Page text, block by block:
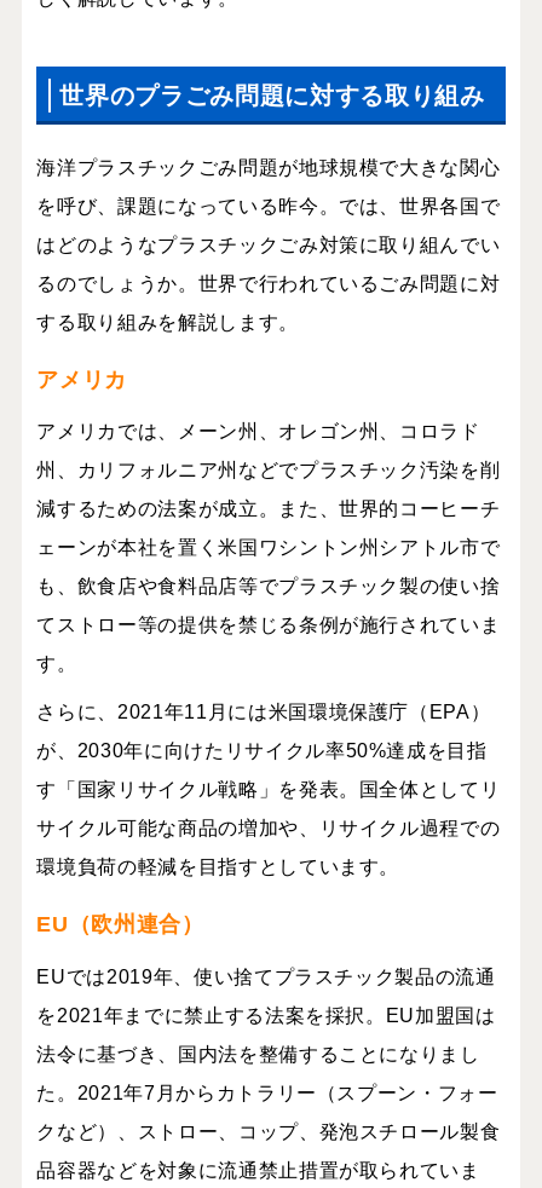
世界のプラごみ問題に対する取り組み
海洋プラスチックごみ問題が地球規模で大きな関心
を呼び、課題になっている昨今。では、世界各国で
はどのようなプラスチックごみ対策に取り組んでい
るのでしょうか。世界で行われているごみ問題に対
する取り組みを解説します。
アメリカ
アメリカでは、メーン州、オレゴン州、コロラド
州、カリフォルニア州などでプラスチック汚染を削
減するための法案が成立。また、世界的コーヒーチ
ェーンが本社を置く米国ワシントン州シアトル市で
も、飲食店や食料品店等でプラスチック製の使い捨
てストロー等の提供を禁じる条例が施行されていま
す。
さらに、 2021年11 月には米国環境保護庁（ EPA）
が、 2030年に向けたリサイクル率50%達成を目指
す「国家リサイクル戦略」を発表。国全体としてリ
サイクル可能な商品の増加や、リサイクル過程での
環境負荷の軽減を目指すとしています。
EU （欧州連合）
EUでは2019年、使い捨てプラスチック製品の流通
を2021年までに禁止する法案を採択。EU加盟国は
法令に基づき、国内法を整備することになりまし
た。2021年7月からカトラリー（スプーン・フォー
クなど）、ストロー、コップ、発泡スチロール製食
品容器などを対象に流通禁止措置が取られていま